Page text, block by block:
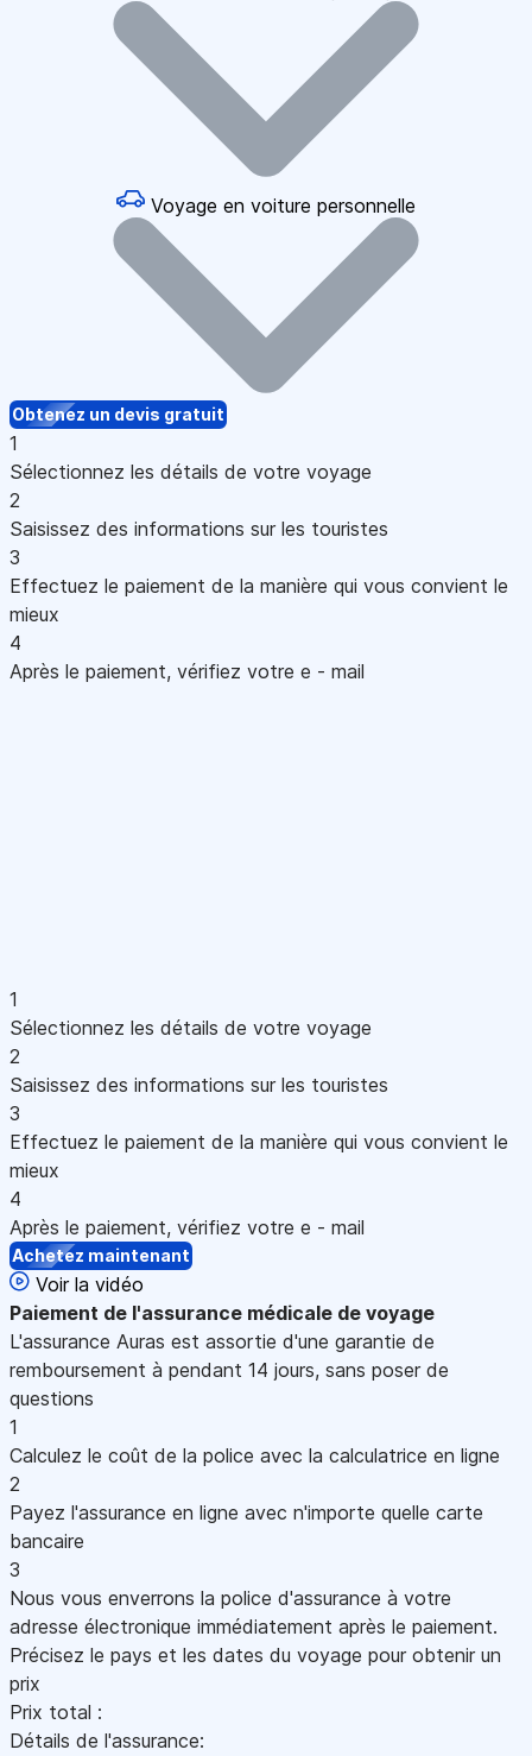
Voyage en voiture personnelle
Obtenez un devis gratuit
1
Sélectionnez les détails de votre voyage
2
Saisissez des informations sur les touristes
3
Effectuez le paiement de la manière qui vous convient le
mieux
4
Après le paiement, vérifiez votre e - mail
1
Sélectionnez les détails de votre voyage
2
Saisissez des informations sur les touristes
3
Effectuez le paiement de la manière qui vous convient le
mieux
4
Après le paiement, vérifiez votre e - mail
Achetez maintenant
Voir la vidéo
Paiement de l'assurance médicale de voyage
L'assurance Auras est assortie d'une garantie de
remboursement à pendant 14 jours, sans poser de
questions
1
Calculez le coût de la police avec la calculatrice en ligne
2
Payez l'assurance en ligne avec n'importe quelle carte
bancaire
3
Nous vous enverrons la police d'assurance à votre
adresse électronique immédiatement après le paiement.
Précisez le pays et les dates du voyage pour obtenir un
prix
Prix total :
Détails de l'assurance: